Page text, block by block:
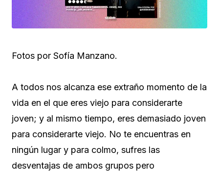
Fotos por Sofía Manzano.
A todos nos alcanza ese extraño momento de la
vida en el que eres viejo para considerarte
joven; y al mismo tiempo, eres demasiado joven
para considerarte viejo. No te encuentras en
ningún lugar y para colmo, sufres las
desventajas de ambos grupos pero